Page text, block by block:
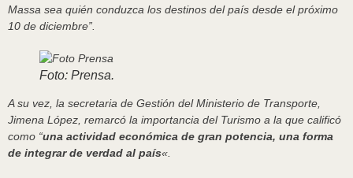
Massa sea quién conduzca los destinos del país desde el próximo
10 de diciembre”.
Foto: Prensa.
A su vez, la secretaria de Gestión del Ministerio de Transporte,
Jimena López, remarcó la importancia del Turismo a la que calificó
como “una actividad económica de gran potencia, una forma
de integrar de verdad al país«.